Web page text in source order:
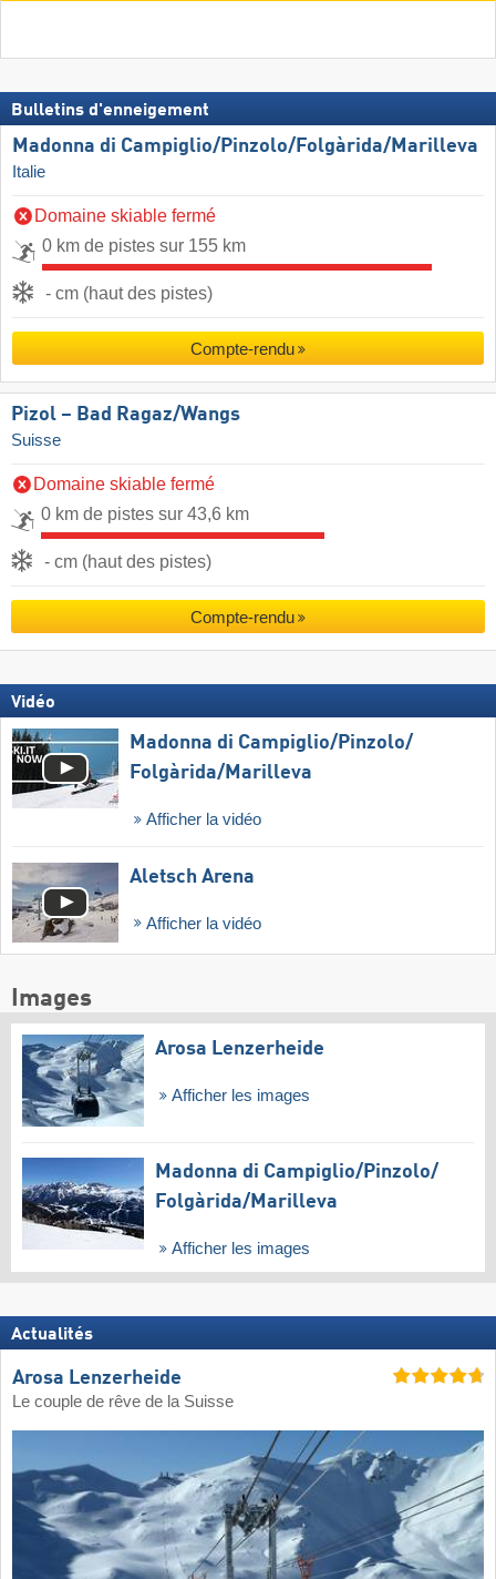
Bulletins d'enneigement
Madonna di Campiglio/​Pinzolo/​Folgàrida/​Marilleva
Italie
Domaine skiable fermé
0 km de pistes sur 155 km
- cm (haut des pistes)
Compte-rendu
Pizol – Bad Ragaz/​Wangs
Suisse
Domaine skiable fermé
0 km de pistes sur 43,6 km
- cm (haut des pistes)
Compte-rendu
Vidéo
Madonna di Campiglio/​Pinzolo/​
Folgàrida/​Marilleva
Afficher la vidéo
Aletsch Arena
Afficher la vidéo
Images
Arosa Lenzerheide
Afficher les images
Madonna di Campiglio/​Pinzolo/​
Folgàrida/​Marilleva
Afficher les images
Actualités
Arosa Lenzerheide
Le couple de rêve de la Suisse